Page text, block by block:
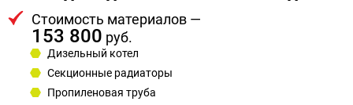
Стоимость материалов —
153 800 руб.
Дизельный котел
Секционные радиаторы
Пропиленовая труба